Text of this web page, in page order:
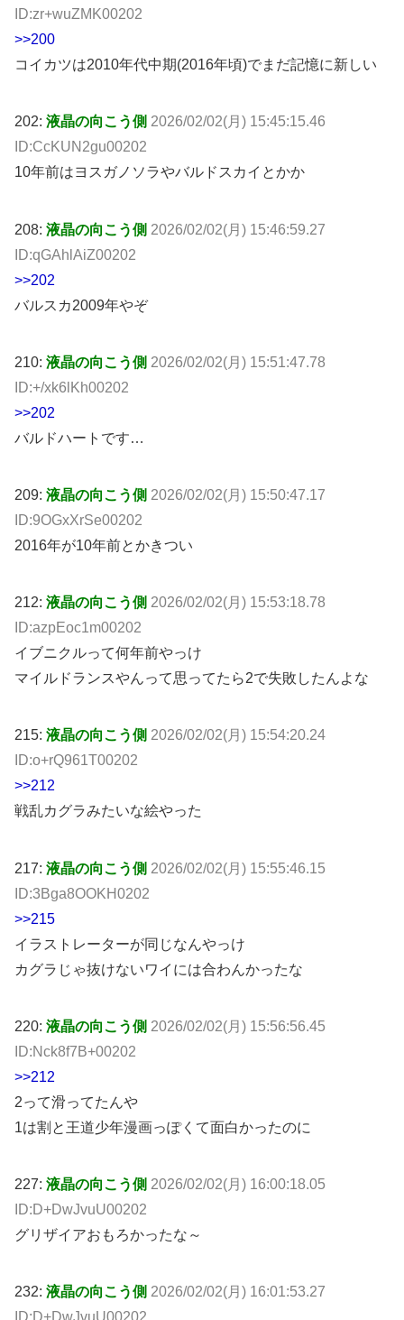
ID:zr+wuZMK00202
>>200
コイカツは2010年代中期(2016年頃)でまだ記憶に新しい
202: 液晶の向こう側 2026/02/02(月) 15:45:15.46
ID:CcKUN2gu00202
10年前はヨスガノソラやバルドスカイとかか
208: 液晶の向こう側 2026/02/02(月) 15:46:59.27
ID:qGAhlAiZ00202
>>202
バルスカ2009年やぞ
210: 液晶の向こう側 2026/02/02(月) 15:51:47.78
ID:+/xk6lKh00202
>>202
バルドハートです…
209: 液晶の向こう側 2026/02/02(月) 15:50:47.17
ID:9OGxXrSe00202
2016年が10年前とかきつい
212: 液晶の向こう側 2026/02/02(月) 15:53:18.78
ID:azpEoc1m00202
イブニクルって何年前やっけ
マイルドランスやんって思ってたら2で失敗したんよな
215: 液晶の向こう側 2026/02/02(月) 15:54:20.24
ID:o+rQ961T00202
>>212
戦乱カグラみたいな絵やった
217: 液晶の向こう側 2026/02/02(月) 15:55:46.15
ID:3Bga8OOKH0202
>>215
イラストレーターが同じなんやっけ
カグラじゃ抜けないワイには合わんかったな
220: 液晶の向こう側 2026/02/02(月) 15:56:56.45
ID:Nck8f7B+00202
>>212
2って滑ってたんや
1は割と王道少年漫画っぽくて面白かったのに
227: 液晶の向こう側 2026/02/02(月) 16:00:18.05
ID:D+DwJvuU00202
グリザイアおもろかったな～
232: 液晶の向こう側 2026/02/02(月) 16:01:53.27
ID:D+DwJvuU00202